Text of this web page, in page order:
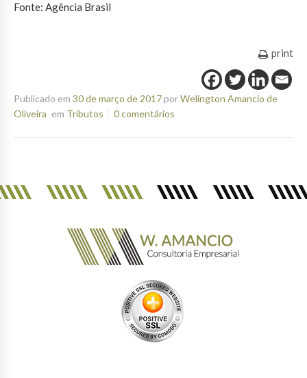
Fonte: Agência Brasil
print
Publicado em 30 de março de 2017porWelington Amancio de
Oliveira em Tributos 0 comentários